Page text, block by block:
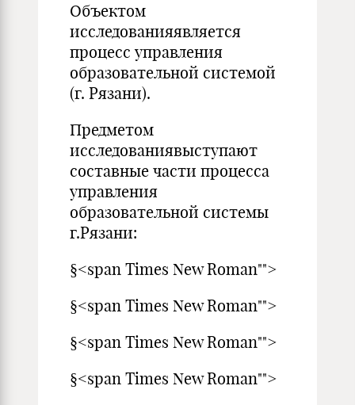
Объектом
исследованияявляется
процесс управления
образовательной системой
(г. Рязани).
Предметом
исследованиявыступают
составные части процесса
управления
образовательной системы
г.Рязани:
§<span Times New Roman"">
§<span Times New Roman"">
§<span Times New Roman"">
§<span Times New Roman"">